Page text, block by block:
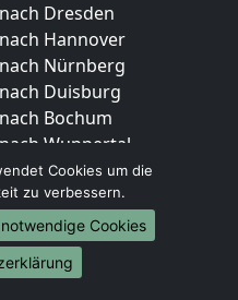
Dresden
Hannover
Nürnberg
Duisburg
Bochum
Wuppertal
Bielefeld
Bonn
Münster
Cookies um die
zu verbessern.
Cookies